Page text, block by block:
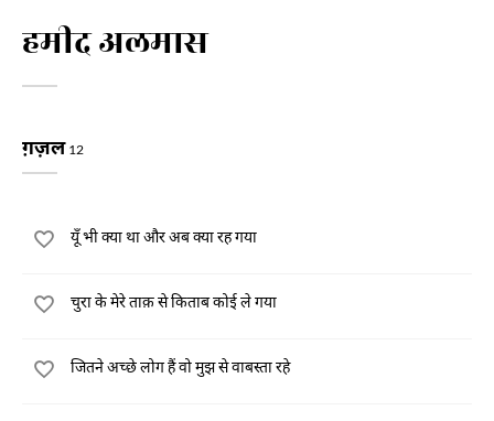
हमीद अलमास
ग़ज़ल 12
यूँ भी क्या था और अब क्या रह गया
चुरा के मेरे ताक़ से किताब कोई ले गया
जितने अच्छे लोग हैं वो मुझ से वाबस्ता रहे